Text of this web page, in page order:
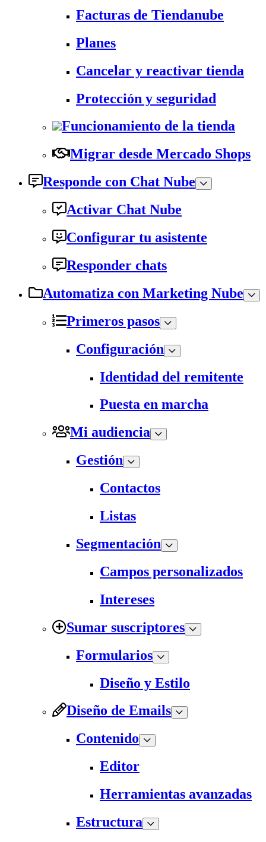
Facturas de Tiendanube
Planes
Cancelar y reactivar tienda
Protección y seguridad
Funcionamiento de la tienda
Migrar desde Mercado Shops
Responde con Chat Nube
Activar Chat Nube
Configurar tu asistente
Responder chats
Automatiza con Marketing Nube
Primeros pasos
Configuración
Identidad del remitente
Puesta en marcha
Mi audiencia
Gestión
Contactos
Listas
Segmentación
Campos personalizados
Intereses
Sumar suscriptores
Formularios
Diseño y Estilo
Diseño de Emails
Contenido
Editor
Herramientas avanzadas
Estructura